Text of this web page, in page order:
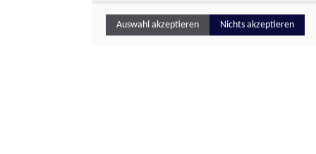
Auswahl akzeptieren Nichts akzeptieren